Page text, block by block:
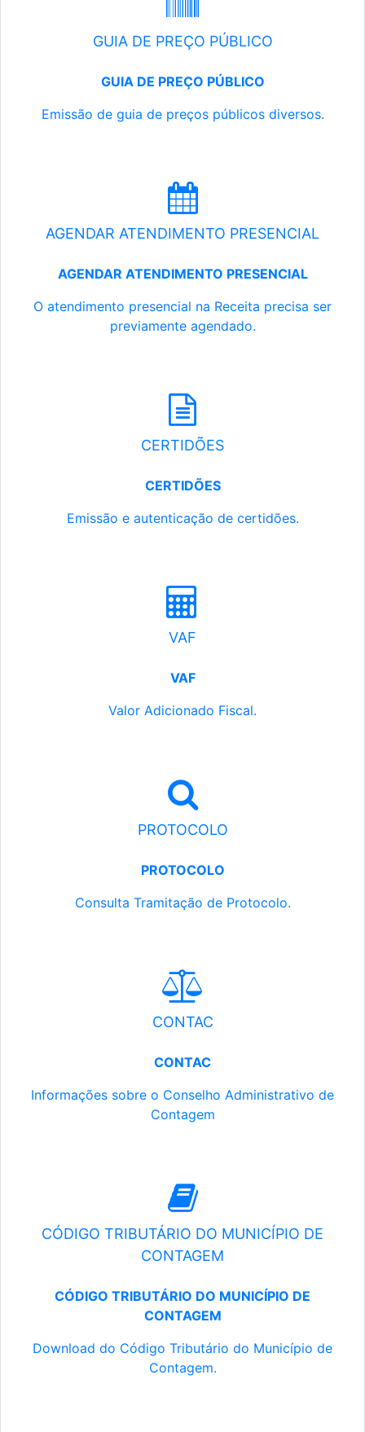
GUIA DE PREÇO PÚBLICO
GUIA DE PREÇO PÚBLICO
Emissão de guia de preços públicos diversos.
AGENDAR ATENDIMENTO PRESENCIAL
AGENDAR ATENDIMENTO PRESENCIAL
O atendimento presencial na Receita precisa ser
previamente agendado.
CERTIDÕES
CERTIDÕES
Emissão e autenticação de certidões.
VAF
VAF
Valor Adicionado Fiscal.
PROTOCOLO
PROTOCOLO
Consulta Tramitação de Protocolo.
CONTAC
CONTAC
Informações sobre o Conselho Administrativo de
Contagem
CÓDIGO TRIBUTÁRIO DO MUNICÍPIO DE
CONTAGEM
CÓDIGO TRIBUTÁRIO DO MUNICÍPIO DE
CONTAGEM
Download do Código Tributário do Município de
Contagem.